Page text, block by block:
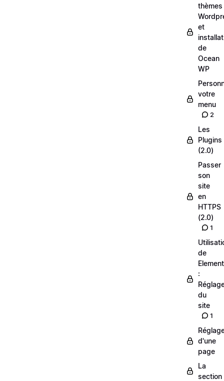
thèmes
et
de
Ocean
WP
votre
menu
2
Les
Plugins
(2.0)
Passer
son
site
en
HTTPS
(2.0)
1
de
:
du
site
1
d'une
page
La
section